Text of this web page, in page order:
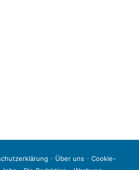
- Über uns - Cookie-